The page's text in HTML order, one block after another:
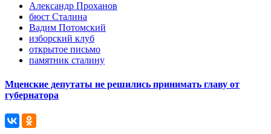
Александр Проханов
бюст Сталина
Вадим Потомский
изборский клуб
открытое письмо
памятник сталину
Мценские депутаты не решились принимать главу от
губернатора